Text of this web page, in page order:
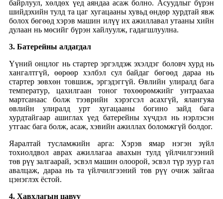
байрлуул, хөлдөх үед аяндаа асаж болно. Асуудлыг бүрэн
шийдэхийн тулд та цаг хугацааны хувьд өндөр хурдтай явж
болох бөгөөд хэрэв машин илүү их ажиллавал утааны хийн
дулаан нь мөсийг бүрэн хайлуулж, гадагшлуулна.
3. Батерейны алдагдал
Үүний онцлог нь стартер эргэлдэж эхэлдэг боловч хурд нь
хангалтгүй, өөрөөр хэлбэл сул байдаг бөгөөд дараа нь
стартер зөвхөн товшиж, эргэдэггүй. Өвлийн улиралд бага
температур, цахилгаан тоног төхөөрөмжийг унтраахаа
мартсанаас болж тээврийн хэрэгсэл асахгүй, ялангуяа
өвлийн улиралд урт хугацааны богино зайд бага
хурдтайгаар ашиглах үед батерейны хүчдэл нь нэрлэсэн
утгаас бага болж, асаж, хэвийн ажиллах боломжгүй болдог.
Яаралтай тусламжийн арга: Хэрэв ямар нэгэн зүйл
тохиолдвол аврах ажиллагаа авахын тулд үйлчилгээний
төв рүү залгаарай, эсвэл машин олоорой, эсвэл түр зуур гал
авалцаж, дараа нь та үйлчилгээний төв рүү очиж зайгаа
цэнэглэх ёстой.
4. Хавхлагын цавуу